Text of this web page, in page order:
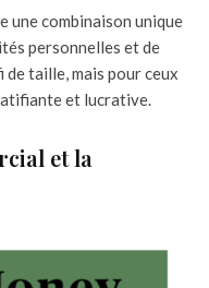
une combinaison unique
personnelles et de
de taille, mais pour ceux
et lucrative.
et la